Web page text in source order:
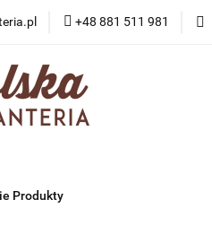
+48 881 511 981
KATEGORIE NOWOŚCI
PORADY I AKTUALNOŚCI
Produkty